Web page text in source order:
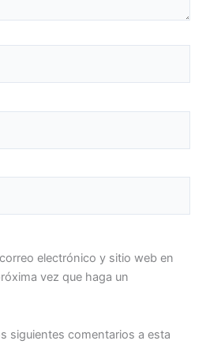
electrónico y sitio web en
vez que haga un
siguientes comentarios a esta